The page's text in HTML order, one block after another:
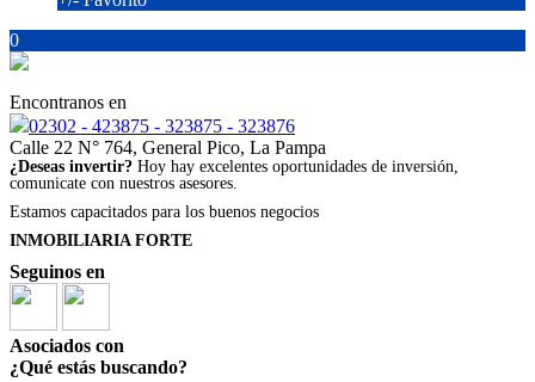
0
Encontranos en
02302 - 423875 - 323875 - 323876
Calle 22 N° 764, General Pico, La Pampa
¿Deseas invertir? Hoy hay excelentes oportunidades de inversión,
comunicate con nuestros asesores.
Estamos capacitados para los buenos negocios
INMOBILIARIA FORTE
Seguinos en
Asociados con
¿Qué estás buscando?